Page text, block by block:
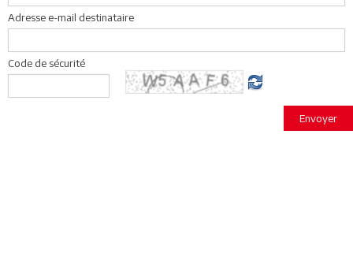
Adresse e-mail destinataire
Code de sécurité
Envoyer